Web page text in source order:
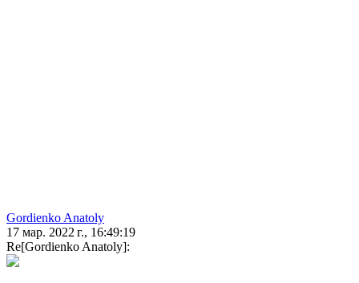
Gordienko Anatoly
17 мар. 2022 г., 16:49:19
Re[Gordienko Anatoly]: